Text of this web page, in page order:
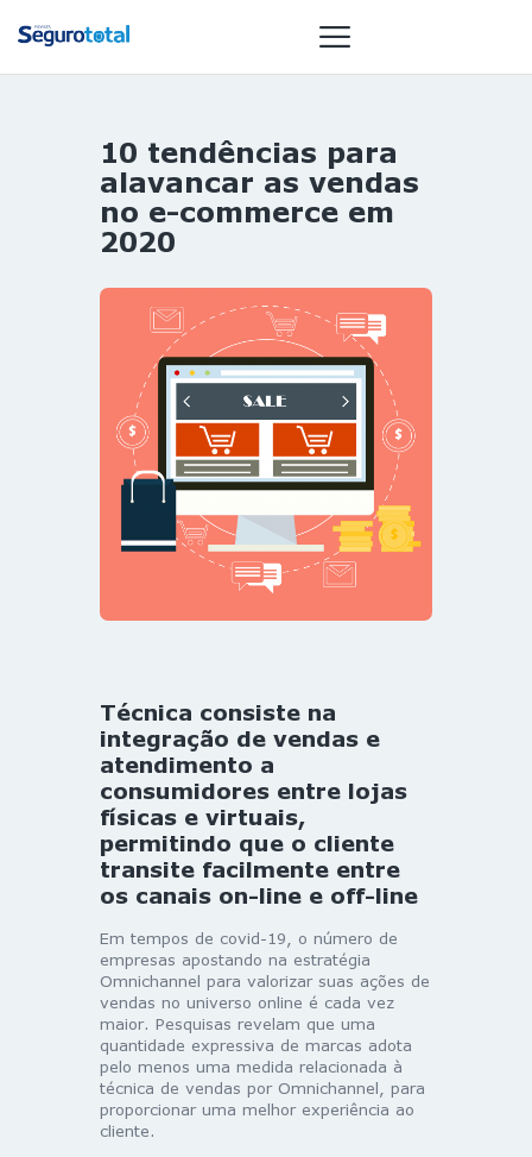
NOTÍCIAS
REVISTA
ESPECIAIS
OURO
ST SUMMIT
MULHERES
GESTORAS
HOMEST
HOME
10 tendências para
alavancar as vendas
no e-commerce em
2020
Técnica consiste na
integração de vendas e
atendimento a
consumidores entre lojas
físicas e virtuais,
permitindo que o cliente
transite facilmente entre
os canais on-line e off-line
Em tempos de covid-19, o número de
empresas apostando na estratégia
Omnichannel para valorizar suas ações de
vendas no universo online é cada vez
maior. Pesquisas revelam que uma
quantidade expressiva de marcas adota
pelo menos uma medida relacionada à
técnica de vendas por Omnichannel, para
proporcionar uma melhor experiência ao
cliente.